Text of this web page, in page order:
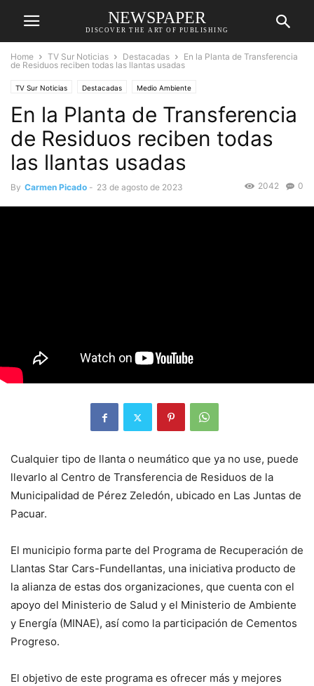
NEWSPAPER
DISCOVER THE ART OF PUBLISHING
Home TV Sur Noticias Destacadas
En la Planta de Transferencia
de Residuos reciben todas las llantas usadas
TV Sur Noticias Destacadas Medio Ambiente
En la Planta de Transferencia
de Residuos reciben todas
las llantas usadas
By Carmen Picado - 23 de agosto de 2023 0
2042
Cualquier tipo de llanta o neumático que ya no use, puede
llevarlo al Centro de Transferencia de Residuos de la
Municipalidad de Pérez Zeledón, ubicado en Las Juntas de
Pacuar.
El municipio forma parte del Programa de Recuperación de
Llantas Star Cars-Fundellantas, una iniciativa producto de
la alianza de estas dos organizaciones, que cuenta con el
apoyo del Ministerio de Salud y el Ministerio de Ambiente
y Energía (MINAE), así como la participación de Cementos
Progreso.
El objetivo de este programa es ofrecer más y mejores